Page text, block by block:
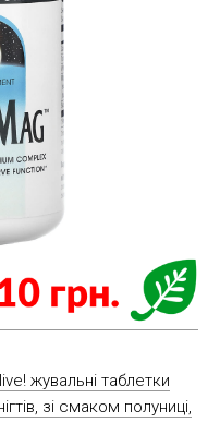
жувальні таблетки
зі смаком полуниці,